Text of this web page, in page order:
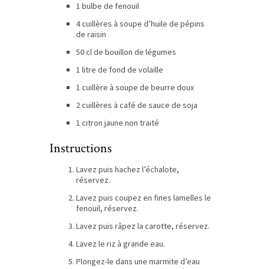
1 bulbe de fenouil
4 cuillères à soupe d’huile de pépins
de raisin
50 cl de bouillon de légumes
1 litre de fond de volaille
1 cuillère à soupe de beurre doux
2 cuillères à café de sauce de soja
1 citron jaune non traité
Instructions
Lavez puis hachez l’échalote,
réservez.
Lavez puis coupez en fines lamelles le
fenouil, réservez.
Lavez puis râpez la carotte, réservez.
Lavez le riz à grande eau.
Plongez-le dans une marmite d’eau